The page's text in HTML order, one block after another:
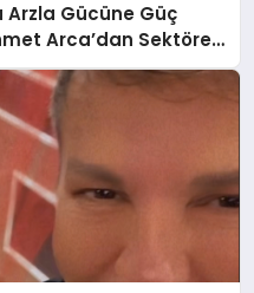
Gücüne Güç
Arca’dan Sektöre